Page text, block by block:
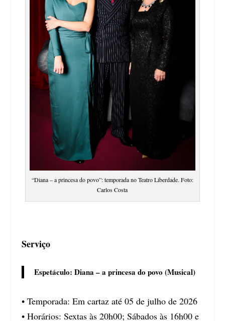
“Diana – a princesa do povo”: temporada no Teatro Liberdade. Foto:
Carlos Costa
Serviço
Espetáculo: Diana – a princesa do povo (Musical)
• Temporada: Em cartaz até 05 de julho de 2026
• Horários: Sextas às 20h00; Sábados às 16h00 e